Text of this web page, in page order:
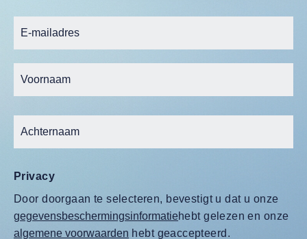
Privacy
Door doorgaan te selecteren, bevestigt u dat u onze
gegevensbeschermingsinformatiehebt gelezen en onze
algemene voorwaarden hebt geaccepteerd.